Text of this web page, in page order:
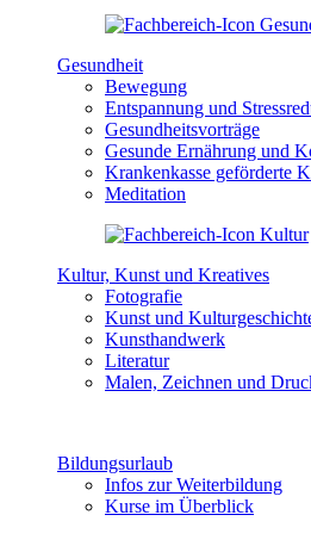
Gesundheit
Bewegung
Entspannung und
Gesundheitsvorträge
Gesunde Ernährung und
Krankenkasse geförderte
Meditation
Kultur, Kunst und Kreatives
Fotografie
Kunst und
Kunsthandwerk
Literatur
Malen, Zeichnen und
Bildungsurlaub
Infos zur Weiterbildung
Kurse im Überblick